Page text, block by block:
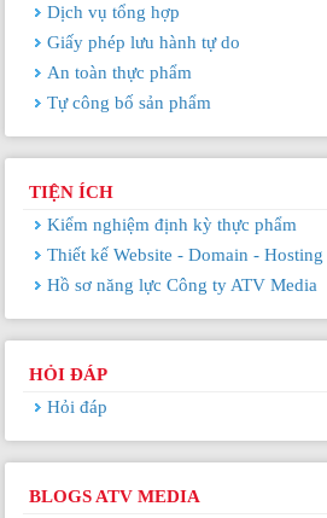
Dịch vụ tổng hợp
Giấy phép lưu hành tự do
An toàn thực phẩm
Tự công bố sản phẩm
TIỆN ÍCH
Kiểm nghiệm định kỳ thực phẩm
Thiết kế Website - Domain - Hosting
Hồ sơ năng lực Công ty ATV Media
HỎI ĐÁP
Hỏi đáp
BLOGS ATV MEDIA